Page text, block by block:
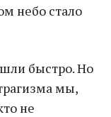
небо стало
быстро. Но
мы,
не